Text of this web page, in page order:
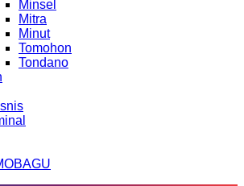
Minsel
Mitra
Minut
Tomohon
Tondano